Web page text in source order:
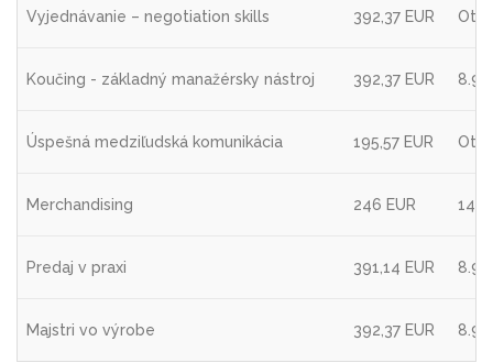
Vyjednávanie – negotiation skills 392,37 EUR
Koučing - základný manažérsky nástroj 392,37 EUR
Úspešná medziľudská komunikácia 195,57 EUR
Merchandising 246 EUR
Predaj v praxi 391,14 EUR
Majstri vo výrobe 392,37 EUR